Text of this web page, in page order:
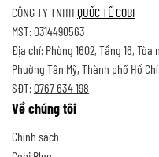
CÔNG TY TNHH QUỐC TẾ COBI
MST: 0314490563
Địa chỉ: Phòng 1602, Tầng 16,
Phường Tân Mỹ, Thành phố Hồ
SĐT:0767 634 198
Về chúng tôi
Chính sách